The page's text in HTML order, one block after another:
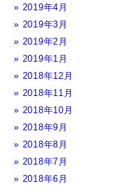
2019年4月
2019年3月
2019年2月
2019年1月
2018年12月
2018年11月
2018年10月
2018年9月
2018年8月
2018年7月
2018年6月